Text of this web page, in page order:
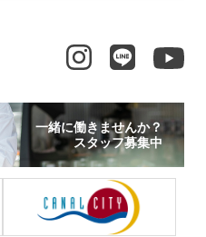
一緒に働きませんか？
スタッフ募集中